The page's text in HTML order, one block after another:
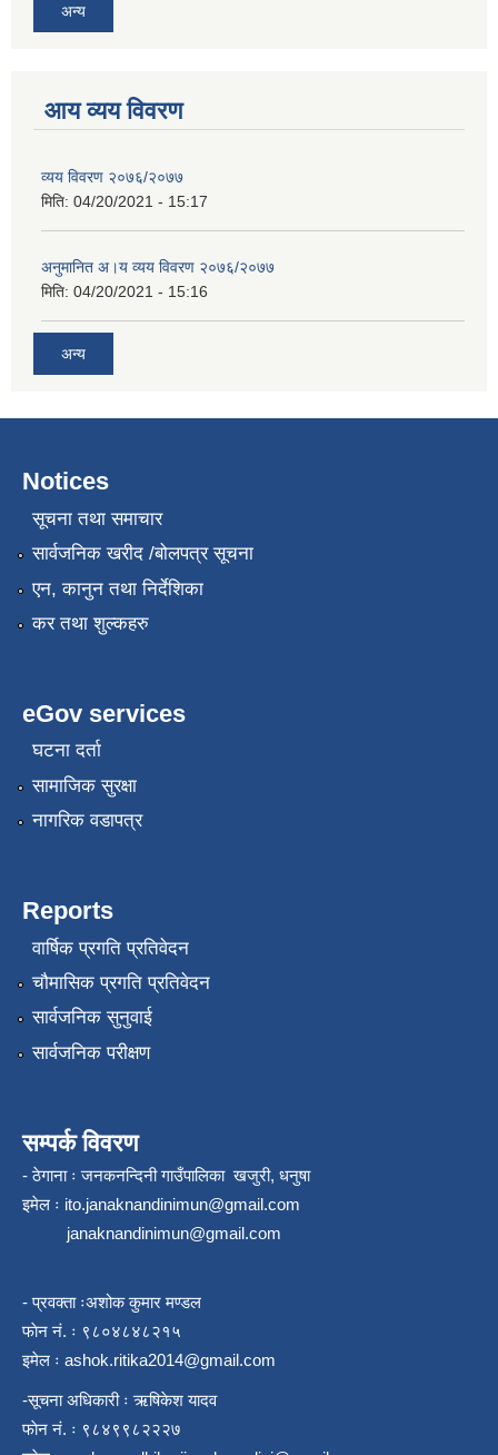
अन्य
आय व्यय विवरण
व्यय विवरण २०७६/२०७७
मिति: 04/20/2021 - 15:17
अनुमानित अ।य व्यय विवरण २०७६/२०७७
मिति: 04/20/2021 - 15:16
अन्य
Notices
सूचना तथा समाचार
सार्वजनिक खरीद /बोलपत्र सूचना
एन, कानुन तथा निर्देशिका
कर तथा शुल्कहरु
eGov services
घटना दर्ता
सामाजिक सुरक्षा
नागरिक वडापत्र
Reports
वार्षिक प्रगति प्रतिवेदन
चौमासिक प्रगति प्रतिवेदन
सार्वजनिक सुनुवाई
सार्वजनिक परीक्षण
सम्पर्क विवरण
- ठेगाना ः जनकनन्दिनी गाउँपालिका खजुरी, धनुषा
इमेल ः ito.janaknandinimun@gmail.com
janaknandinimun@gmail.com
- प्रवक्ता ःअशोक कुमार मण्डल
फाेन नं. ः ९८०४८४८२१५
इमेल ः ashok.ritika2014@gmail.com
-सूचना अधिकारी ः ऋषिकेश यादव
फाेन नं. ः ९८४९९८२२२७